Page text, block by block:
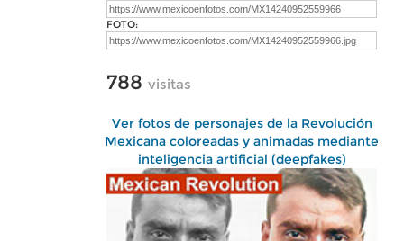
FOTO:
788 visitas
Ver fotos de personajes de la Revolución
Mexicana coloreadas y animadas mediante
inteligencia artificial (deepfakes)